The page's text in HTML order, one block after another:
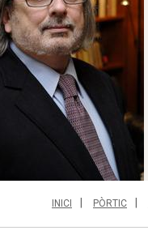
INICI PÒRTIC